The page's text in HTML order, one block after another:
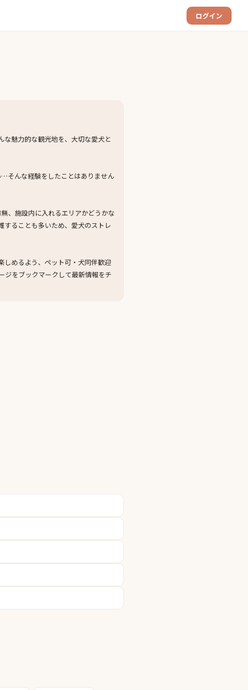
ログイン
な魅力的な観光地を、大切な愛犬と
…そんな経験をしたことはありません
、施設内に入れるエリアかどうかな
することも多いため、愛犬のストレ
しめるよう、ペット可・犬同伴歓迎
ジをブックマークして最新情報をチ